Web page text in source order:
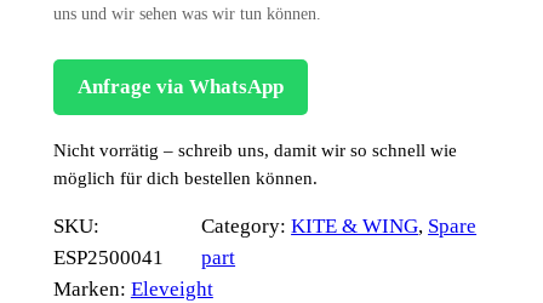
uns und wir sehen was wir tun können.
Anfrage via WhatsApp
Nicht vorrätig – schreib uns, damit wir so schnell wie
möglich für dich bestellen können.
SKU:
ESP2500041
Category:KITE & WING, Spare
part
Marken: Eleveight